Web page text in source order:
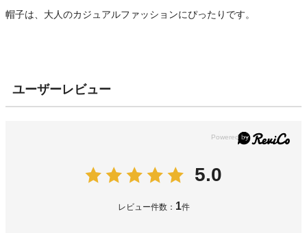
帽子は、大人のカジュアルファッションにぴったりです。
ユーザーレビュー
5.0
レビュー件数： 1件